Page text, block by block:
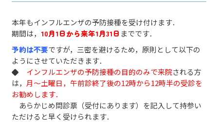
本年もインフルエンザの予防接種を受け付けます．
期間は， 10月1日から来年1月31日 までです．
予約は不要ですが，三密を避けるため，原則として以下の
ようにさせていただきます．
◆ インフルエンザの予防接種の目的のみで来院される方
は， 月～土曜日，午前診終了後の12時から12時半の受診を
お勧めします．
あらかじめ問診票（受付にあります）を記入して持参い
ただけると早く受けられます．